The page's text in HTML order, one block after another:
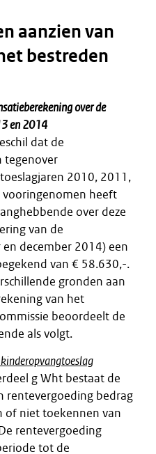
aanzien van
bestreden
over de
en 2014
dat de
tegenover
2010, 2011,
heeft
over deze
van de
december 2014) een
van € 58.630,-.
gronden aan
van het
beoordeelt de
als volgt.
g Wht bestaat de
rentevergoeding bedrag
of niet toekennen van
rentevergoeding
tot de